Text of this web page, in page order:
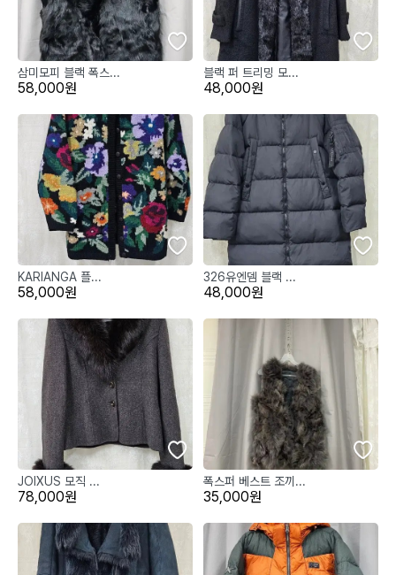
삼미모피 블랙 폭스...
58,000원
블랙 퍼 트리밍 모...
48,000원
KARIANGA 플...
58,000원
326유엔뎀 블랙 ...
48,000원
JOIXUS 모직 ...
78,000원
폭스퍼 베스트 조끼...
35,000원